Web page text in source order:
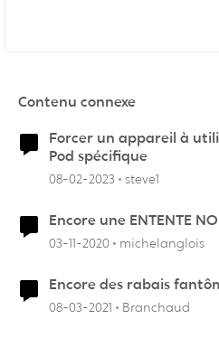
Contenu connexe
Forcer un appareil à
Pod spécifique
08-02-2023 steve1
Encore une ENTENTE
03-11-2020 michelanglois
Encore des rabais
08-03-2021 Branchaud